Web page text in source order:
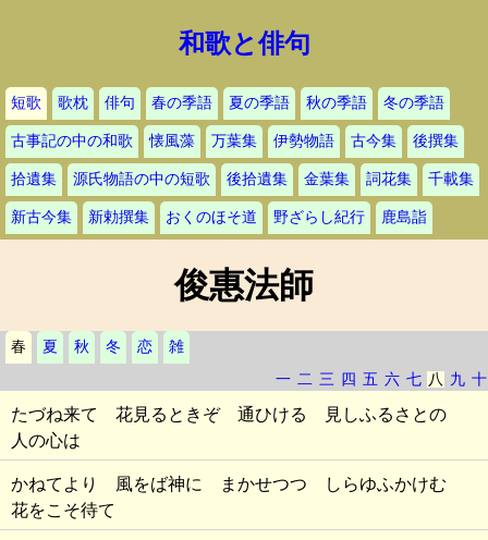
和歌と俳句
短歌 歌枕 俳句 春の季語 夏の季語 秋の季語 冬の季語
古事記の中の和歌 懐風藻 万葉集 伊勢物語 古今集 後撰集
拾遺集 源氏物語の中の短歌 後拾遺集 金葉集 詞花集 千載集
新古今集 新勅撰集 おくのほそ道 野ざらし紀行 鹿島詣
俊惠法師
春 夏 秋 冬 恋
雑
一 二 三 四 五 六 七 八 九 十
たづね来て 花見るときぞ 通ひける 見しふるさとの
人の心は
かねてより 風をば神に まかせつつ しらゆふかけむ
花をこそ待て